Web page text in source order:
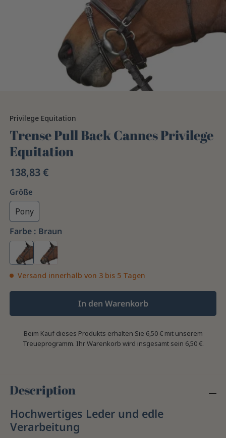
Privilege Equitation
Trense Pull Back Cannes Privilege
Equitation
138,83 €
Größe
Pony
Farbe : Braun
Versand innerhalb von 3 bis 5 Tagen
In den Warenkorb
Beim Kauf dieses Produkts erhalten Sie 6,50 €mit unserem
Treueprogramm. Ihr Warenkorb wird insgesamt sein 6,50 €.
Description
Hochwertiges Leder und edle
Verarbeitung